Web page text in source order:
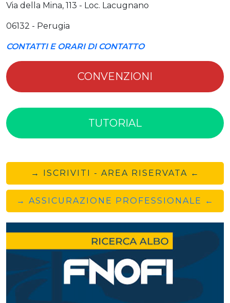
Via della Mina, 113 - Loc. Lacugnano
06132 - Perugia
CONTATTI E ORARI DI CONTATTO
CONVENZIONI
TUTORIAL
→ ISCRIVITI - AREA RISERVATA ←
→ ASSICURAZIONE PROFESSIONALE ←